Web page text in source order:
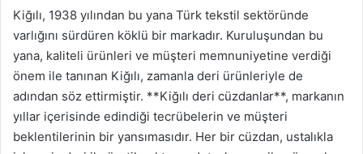
Kiğılı, 1938 yılından bu yana Türk tekstil sektöründe
varlığını sürdüren köklü bir markadır. Kuruluşundan bu
yana, kaliteli ürünleri ve müşteri memnuniyetine verdiği
önem ile tanınan Kiğılı, zamanla deri ürünleriyle de
adından söz ettirmiştir. **Kiğılı deri cüzdanlar**, markanın
yıllar içerisinde edindiği tecrübelerin ve müşteri
beklentilerinin bir yansımasıdır. Her bir cüzdan, ustalıkla